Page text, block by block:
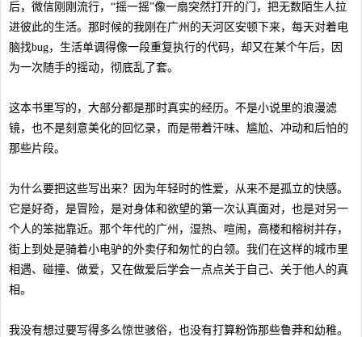
后，微信刚刚流行，“摇一摇”像一扇突然打开的门，把无数陌生人拉
进彼此的生活。那时候的我刚在广州的天河区安顿下来，每天对着电
脑找bug，生活单调得像一段重复执行的代码，却又在某个午后，因
为一次随手的摇动，彻底乱了套。
这本书里写的，大部分都是那时真实的经历。不是小说里的浪漫滤
镜，也不是刻意美化的回忆录，而是带着汗味、尴尬、冲动和后怕的
那些片段。
为什么要把这些写出来？因为年轻时的性爱，从来不是孤立的快感。
它是好奇，是冒险，是对身体和欲望的第一次认真面对，也是对另一
个人的笨拙靠近。那个年代的广州，湿热、喧闹，高楼和榕树并存，
街上到处是骑着小电驴的外卖仔和匆忙的白领。我们在这样的城市里
相遇、碰撞、做爱，又在做爱后学会一点点关于自己、关于他人的真
相。
我没有想过要写得多么惊世骇俗，也没有打算粉饰那些鲁莽和幼稚。